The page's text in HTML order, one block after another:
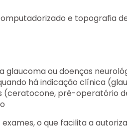
e topografia
glaucoma ou doenças
há indicação clínica
(ceratocone, pré-operatório
o que facilita a